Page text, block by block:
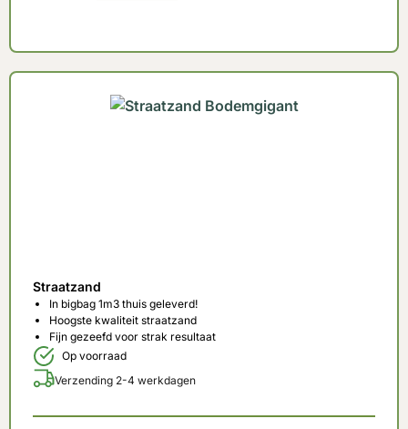
Straatzand
In bigbag 1m3 thuis geleverd!
Hoogste kwaliteit straatzand
Fijn gezeefd voor strak resultaat
Op voorraad
Verzending 2-4 werkdagen